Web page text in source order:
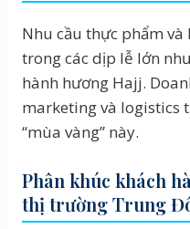
Nhu cầu thực phẩm
trong các dịp lễ lớn
hành hương Hajj.
marketing và logistics
“mùa vàng” này.
Phân khúc khách
thị trường Trung